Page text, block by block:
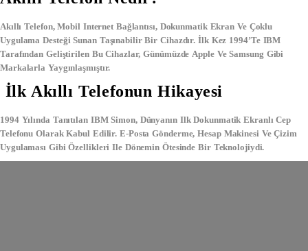
Akıllı Telefon, Mobil Internet Bağlantısı, Dokunmatik Ekran Ve Çoklu
Uygulama Desteği Sunan Taşınabilir Bir Cihazdır. İlk Kez 1994’te IBM
Tarafından Geliştirilen Bu Cihazlar, GünümüzdeApple VeSamsung Gibi
Markalarla Yaygınlaşmıştır.
İlk Akıllı Telefonun Hikayesi
1994 Yılında Tanıtılan IBM Simon, Dünyanın IlkDokunmatik Ekranlı Cep
Telefonu Olarak Kabul Edilir. E-Posta Gönderme, Hesap Makinesi Ve Çizim
Uygulaması Gibi Özellikleri Ile Dönemin Ötesinde Bir Teknolojiydi.